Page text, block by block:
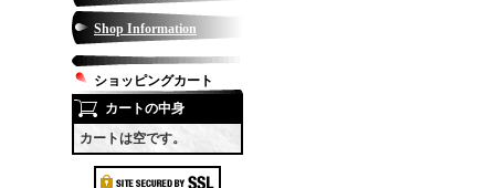
Shop Information
ショッピングカート
カートの中身
カートは空です。